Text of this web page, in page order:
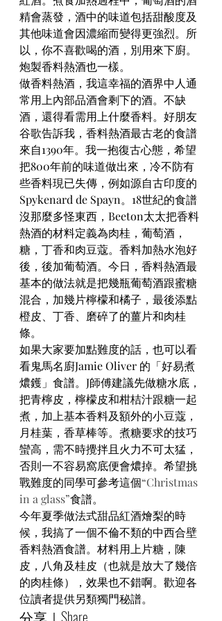
精會蒸發，酒中的味道包括甜酸度及
其他味道會因濃縮而變得更強烈。所
以，你不喜歡喝的酒，別用來下廚。
炮製香料熱酒也一樣。
做香料熱酒，我這幸福的酒界中人通
常用上內部品酒會剩下的酒。不缺
酒，還得看需用上什麼香料。好朋友
谷歌告訴我，香料熱酒最古老的食譜
來自1390年。我一抱復古心態，希望
把800年前的味道做出來，冷不防有
些香料現已失傳，例如源自古印度的
Spykenard de Spayn。18世紀的食譜
沒那麼多怪東西，Beeton太太把香料
熱酒的材料定義為肉桂，葡萄酒，
糖，丁香和肉豆蔻。香料加熱水泡好
後，後加葡萄酒。今日，香料熱酒最
基本的做法就是把幾瓶葡萄酒跟蜜糖
混合，加幾片檸檬和橘子，最後添點
橙皮、丁香、磨碎了的薑片和肉桂
條。
如果大家要加點難度的話，也可以看
看鬼馬名廚Jamie Oliver 的「好易煮
燶鑊」食譜。J師傅建議先做糖水底，
把青檸皮，檸檬皮和柑桔汁跟糖一起
煮，加上基本香料及額外的小豆蔻，
月桂葉，香草棒等。煮糖要求的技巧
蠻高，需不時攪拌且火力不可太猛，
否則一不容易窩底便會燶掉。希望挑
戰難度的同學可參考這個“Christmas
in a glass”食譜。
今年夏季做法式甜品紅酒燴梨的時
候，我搞了一個不倫不類的中西合壁
香料熱酒食譜。材料用上片糖，陳
皮，八角及桂皮（也就是放大了幾倍
的肉桂條），效果也不錯啊。歡迎各
位讀者提供另類獨門秘譜。
分享｜Share